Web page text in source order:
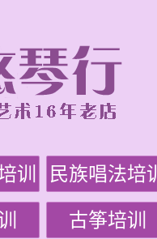
训 民族唱法培训
古筝培训